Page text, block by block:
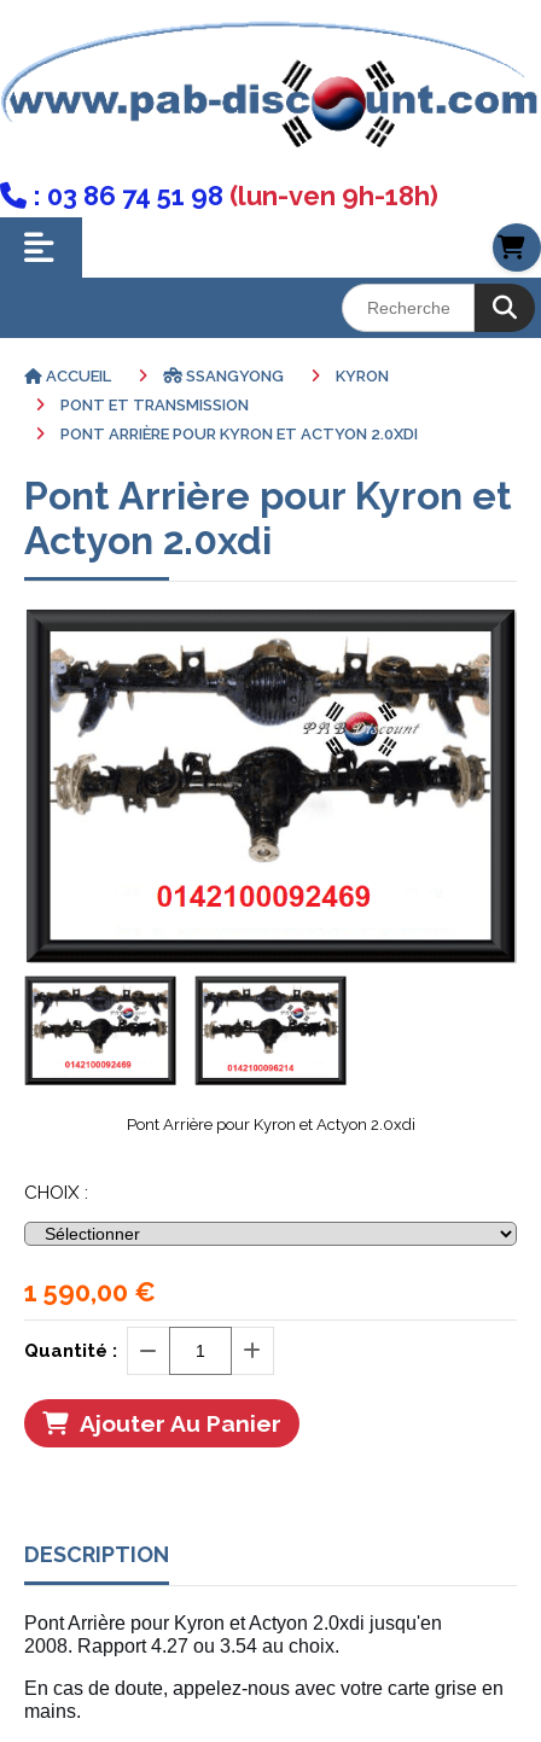
 : 03 86 74 51 98 (lun-ven 9h-18h)
ACCUEIL SSANGYONG
KYRON
PONT ET TRANSMISSION
PONT ARRIÈRE POUR KYRON ET ACTYON 2.0XDI
Pont Arrière pour Kyron et
Actyon 2.0xdi
Pont Arrière pour Kyron et Actyon 2.0xdi
CHOIX :
1 590,00 €
Quantité :
Ajouter Au Panier
DESCRIPTION
Pont Arrière pour Kyron et Actyon 2.0xdi jusqu'en
2008. Rapport 4.27 ou 3.54 au choix.
En cas de doute, appelez-nous avec votre carte grise en
mains.